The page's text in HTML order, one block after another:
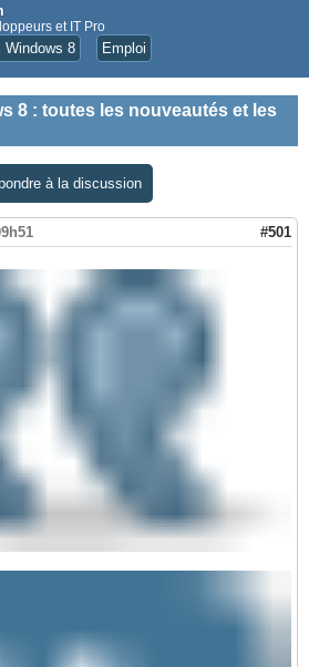
et IT Pro
Windows 8 Emploi
8 : toutes les nouveautés et les
à la discussion
#501